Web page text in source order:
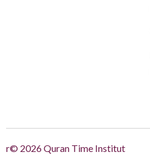
r© 2026 Quran Time Institut